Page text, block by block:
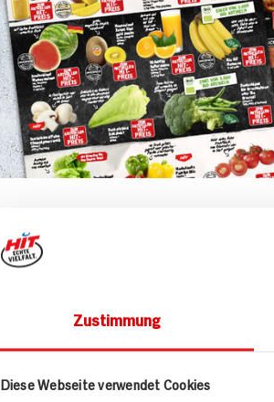
Zustimmung
Diese Webseite verwendet Cookies